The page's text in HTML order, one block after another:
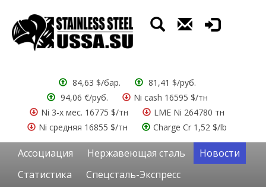
84,63 $/бар.
81,41 $/руб.
94,06 €/руб.
Ni cash 16595 $/тн
Ni 3-х мес. 16775 $/тн
LME Ni 264780 тн
Ni средняя 16855 $/тн
Charge Cr 1,52 $/lb
Ассоциация Нержавеющая сталь
Новости
Статистика
Спецсталь-Экспресс